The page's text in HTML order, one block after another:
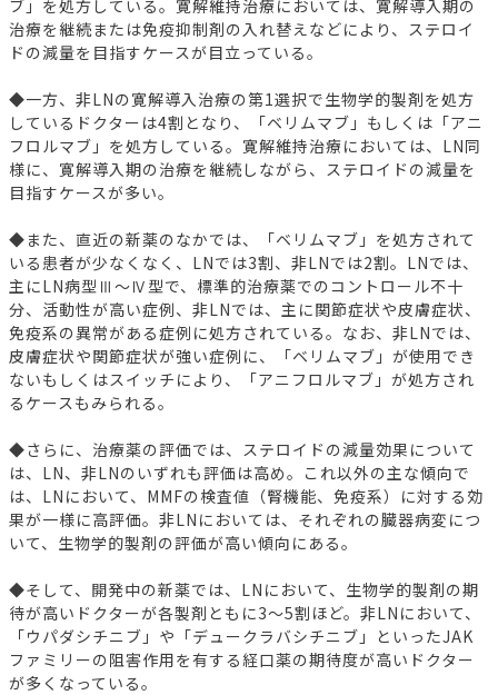
ブ」を処方している。寛解維持治療においては、寛解導入期の
治療を継続または免疫抑制剤の入れ替えなどにより、ステロイ
ドの減量を目指すケースが目立っている。
◆一方、非LNの寛解導入治療の第1選択で生物学的製剤を処方
しているドクターは4割となり、「ベリムマブ」もしくは「アニ
フロルマブ」を処方している。寛解維持治療においては、LN同
様に、寛解導入期の治療を継続しながら、ステロイドの減量を
目指すケースが多い。
◆また、直近の新薬のなかでは、「ベリムマブ」を処方されて
いる患者が少なくなく、LNでは3割、非LNでは2割。LNでは、
主にLN病型Ⅲ～Ⅳ型で、標準的治療薬でのコントロール不十
分、活動性が高い症例、非LNでは、主に関節症状や皮膚症状、
免疫系の異常がある症例に処方されている。なお、非LNでは、
皮膚症状や関節症状が強い症例に、「ベリムマブ」が使用でき
ないもしくはスイッチにより、「アニフロルマブ」が処方され
るケースもみられる。
◆さらに、治療薬の評価では、ステロイドの減量効果について
は、LN、非LNのいずれも評価は高め。これ以外の主な傾向で
は、LNにおいて、MMFの検査値（腎機能、免疫系）に対する効
果が一様に高評価。非LNにおいては、それぞれの臓器病変につ
いて、生物学的製剤の評価が高い傾向にある。
◆そして、開発中の新薬では、LNにおいて、生物学的製剤の期
待が高いドクターが各製剤ともに3～5割ほど。非LNにおいて、
「ウパダシチニブ」や「デュークラバシチニブ」といったJAK
ファミリーの阻害作用を有する経口薬の期待度が高いドクター
が多くなっている。